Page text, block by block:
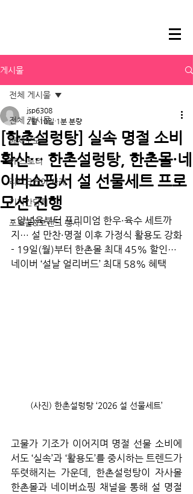
게시물
전체 게시물
매체보도
PR스토리
리스크케어 사례
기자간담회
포토콜&브랜드 행사
전체 게시물
[한촌설렁탕] 실속 명절 소비
확산… 한촌설렁탕, 한촌몰·네
이버쇼핑서 설 선물세트 프로
모션 진행
jsp6308
2월 10일 1분 분량
- 양념육부터 프리미엄 한우·육수 세트까
지… 설 만찬·명절 이후 가정식 활용도 강화
- 19일(월)부터 한촌몰 최대 45% 할인…
네이버 ‘설날 얼리버드’ 최대 58% 혜택
(사진) 한촌설렁탕 ‘2026 설 선물세트’
고물가 기조가 이어지며 명절 선물 소비에
서도 ‘실속’과 ‘활용도’를 중시하는 트렌드가
뚜렷해지는 가운데, 한촌설렁탕이 자사몰
한촌몰과 네이버쇼핑 채널을 통해 설 명절